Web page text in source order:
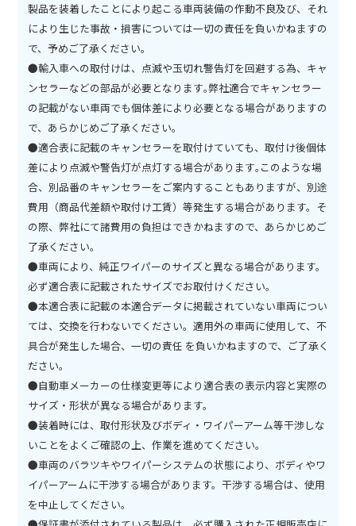
製品を装着したことにより起こる車両装備の作動不良及び、それ
により生じた事故・損害については一切の責任を負いかねますの
で、予めご了承ください｡
●輸入車への取付けは、点滅や玉切れ警告灯を回避する為、キャ
ンセラーなどの部品が必要となります｡弊社適合でキャンセラー
の記載がない車両でも個体差により必要となる場合がありますの
で、あらかじめご了承ください。
●適合表に記載のキャンセラーを取付けていても、取付け後個体
差により点滅や警告灯が点灯する場合があります｡このような場
合、別品番のキャンセラーをご案内することもありますが、別途
費用（商品代差額や取付け工賃）等発生する場合があります。そ
の際、弊社にて諸費用の負担はできかねますので、あらかじめご
了承ください。
●車両により、純正ワイパーのサイズと異なる場合があります。
必ず適合表に記載されたサイズでお取付けください。
●本適合表に記載の本適合データに掲載されていない車両につい
ては、交換を行わないでください。適用外の車両に使用して、不
具合が発生した場合、一切の責任 を負いかねますので、ご了承く
ださい。
●自動車メーカーの仕様変更等により適合表の表示内容と実際の
サイズ・形状が異なる場合があります。
●装着時には、取付形状及びボディ・ワイパーアーム等干渉しな
いことをよくご確認の上、作業を進めてください。
●車両のバラツキやワイパーシステムの状態により、ボディやワ
イパーアームに干渉する場合があります。干渉する場合は、使用
を中止してください。